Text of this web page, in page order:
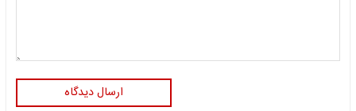
ارسال دیدگاه